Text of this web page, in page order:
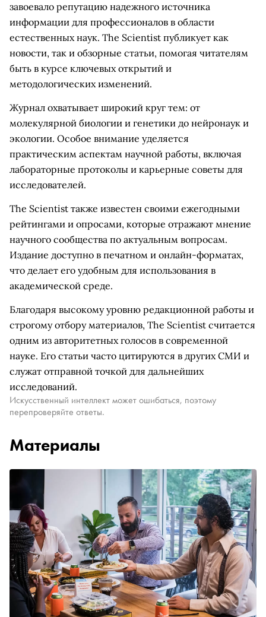
завоевало репутацию надежного источника
информации для профессионалов в области
естественных наук. The Scientist публикует как
новости, так и обзорные статьи, помогая читателям
быть в курсе ключевых открытий и
методологических изменений.
Журнал охватывает широкий круг тем: от
молекулярной биологии и генетики до нейронаук и
экологии. Особое внимание уделяется
практическим аспектам научной работы, включая
лабораторные протоколы и карьерные советы для
исследователей.
The Scientist также известен своими ежегодными
рейтингами и опросами, которые отражают мнение
научного сообщества по актуальным вопросам.
Издание доступно в печатном и онлайн-форматах,
что делает его удобным для использования в
академической среде.
Благодаря высокому уровню редакционной работы и
строгому отбору материалов, The Scientist считается
одним из авторитетных голосов в современной
науке. Его статьи часто цитируются в других СМИ и
служат отправной точкой для дальнейших
исследований.
Искусственный интеллект может ошибаться, поэтому
перепроверяйте ответы.
Материалы